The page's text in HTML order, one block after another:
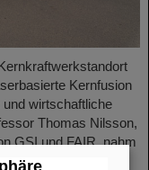
Kernfusion
wirtschaftliche
Thomas Nilsson,
GSI und FAIR, nahm
mit